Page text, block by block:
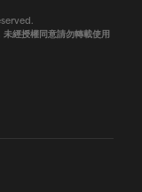
經授權同意請勿轉載使用